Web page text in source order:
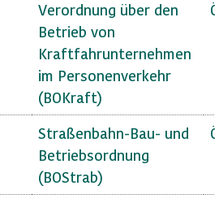
Verordnung über den
Betrieb von
Kraftfahrunternehmen
im Personenverkehr
(BOKraft)
Straßenbahn-Bau- und
Betriebsordnung
(BOStrab)